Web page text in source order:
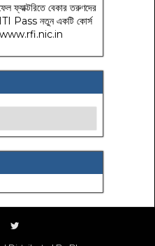
ফ্যাক্টরিতে বেকার তরুণদের
Pass নতুন একটি কোর্স